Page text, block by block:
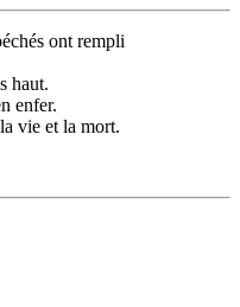
ont rempli
haut.
enfer.
vie et la mort.